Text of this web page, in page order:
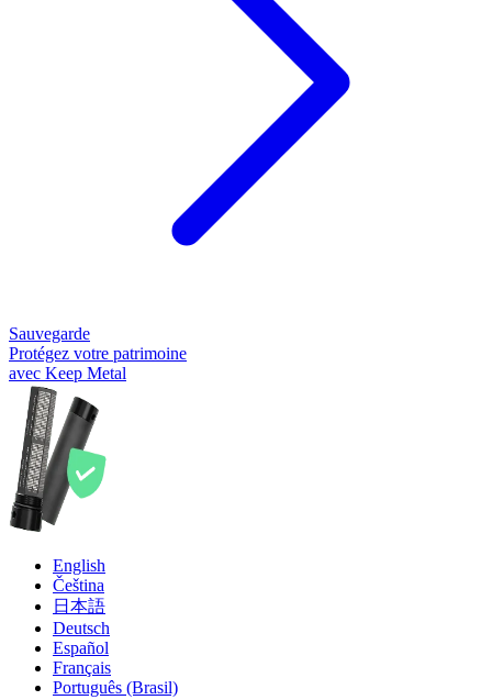
Sauvegarde
Protégez votre patrimoine
avec Keep Metal
English
Čeština
日本語
Deutsch
Español
Français
Português (Brasil)